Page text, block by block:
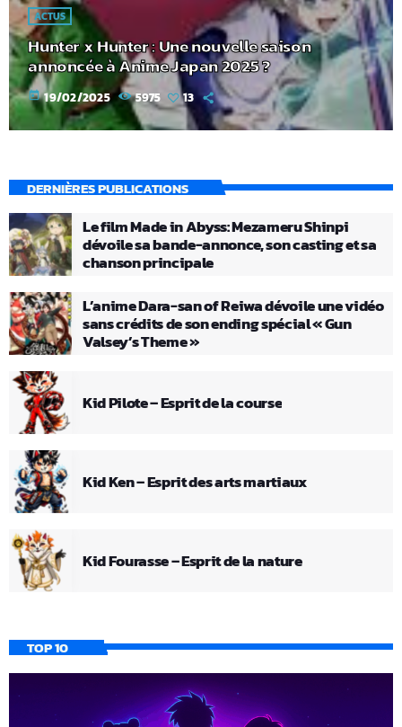
ACTUS
Hunter x Hunter : Une nouvelle saison
annoncée à Anime Japan 2025 ?
today 19/02/2025 5975 13
DERNIÈRES PUBLICATIONS
Le film Made in Abyss: Mezameru Shinpi
dévoile sa bande-annonce, son casting et sa
chanson principale
L’anime Dara-san of Reiwa dévoile une vidéo
sans crédits de son ending spécial « Gun
Valsey’s Theme »
Kid Pilote – Esprit de la course
Kid Ken – Esprit des arts martiaux
Kid Fourasse – Esprit de la nature
TOP 10